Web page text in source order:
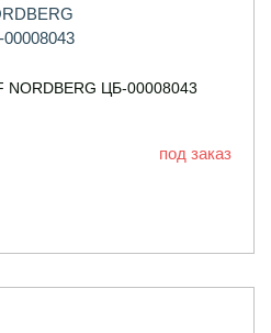
NORDBERG ЦБ-00008043
под заказ